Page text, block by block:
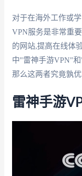
对于在海外工作或
VPN服务是非常重
的网站,提高在线体
中"雷神手游VPN"和
那么这两者究竟孰
雷神手游